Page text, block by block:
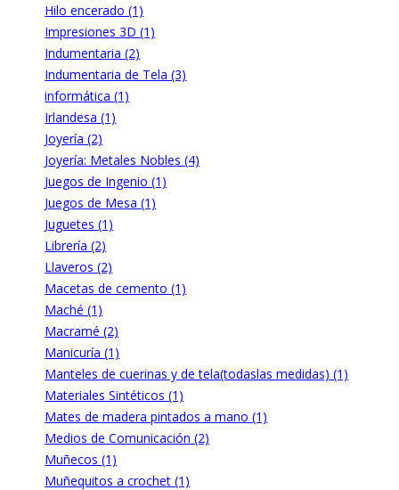
Hilo encerado (1)
Impresiones 3D (1)
Indumentaria (2)
Indumentaria de Tela (3)
informática (1)
Irlandesa (1)
Joyería (2)
Joyería: Metales Nobles (4)
Juegos de Ingenio (1)
Juegos de Mesa (1)
Juguetes (1)
Librería (2)
Llaveros (2)
Macetas de cemento (1)
Maché (1)
Macramé (2)
Manicuría (1)
Manteles de cuerinas y de tela(todaslas medidas) (1)
Materiales Sintéticos (1)
Mates de madera pintados a mano (1)
Medios de Comunicación (2)
Muñecos (1)
Muñequitos a crochet (1)